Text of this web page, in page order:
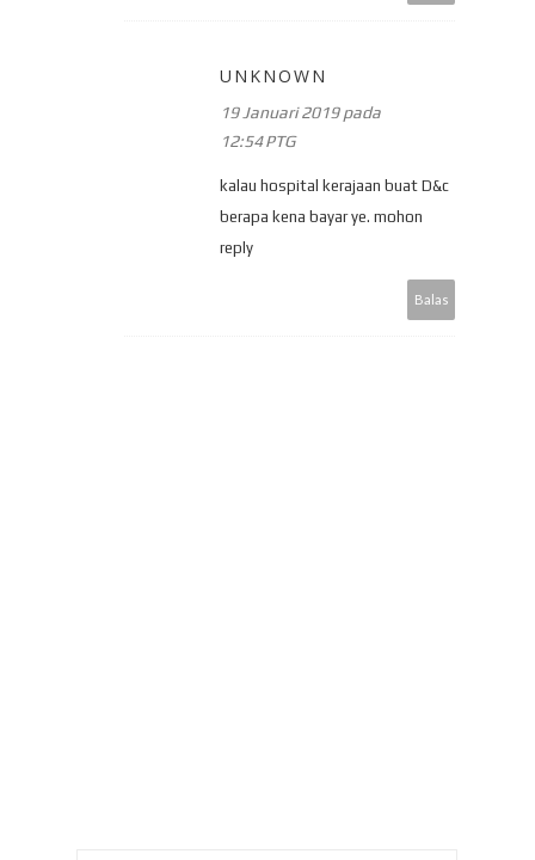
UNKNOWN
19 Januari 2019 pada
12:54 PTG
kalau hospital kerajaan buat D&c
berapa kena bayar ye. mohon
reply
Balas